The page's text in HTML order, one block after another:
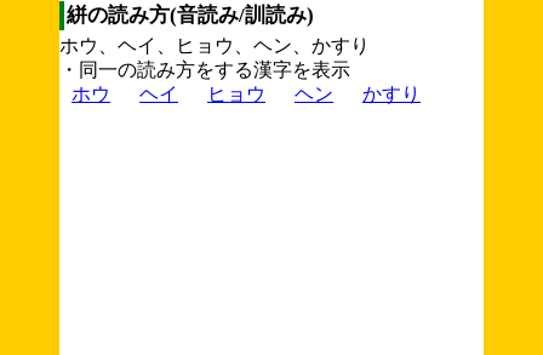
絣の読み方(音読み/訓読み)
ホウ、ヘイ、ヒョウ、ヘン、かすり
・同一の読み方をする漢字を表示
ホウ
ヘイ ヒョウ ヘン かすり